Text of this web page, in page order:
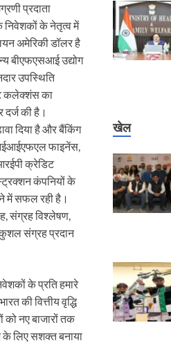
प्रदाता
के नेतृत्व में
अमेरिकी डॉलर है
बीएफएसआई उद्योग
उपस्थिति
कलेक्‍शंस का
की है।
दिया है और बैंकिंग
फाइनेंस,
क्रेडिट
कंपनियों के
में सफल रही है।
संग्रह विश्लेषण,
कुशल संग्रह प्रदान
के प्रति हमारे
की वित्तीय वृद्धि
नए बाजारों तक
के लिए सशक्त बनाया
खेल